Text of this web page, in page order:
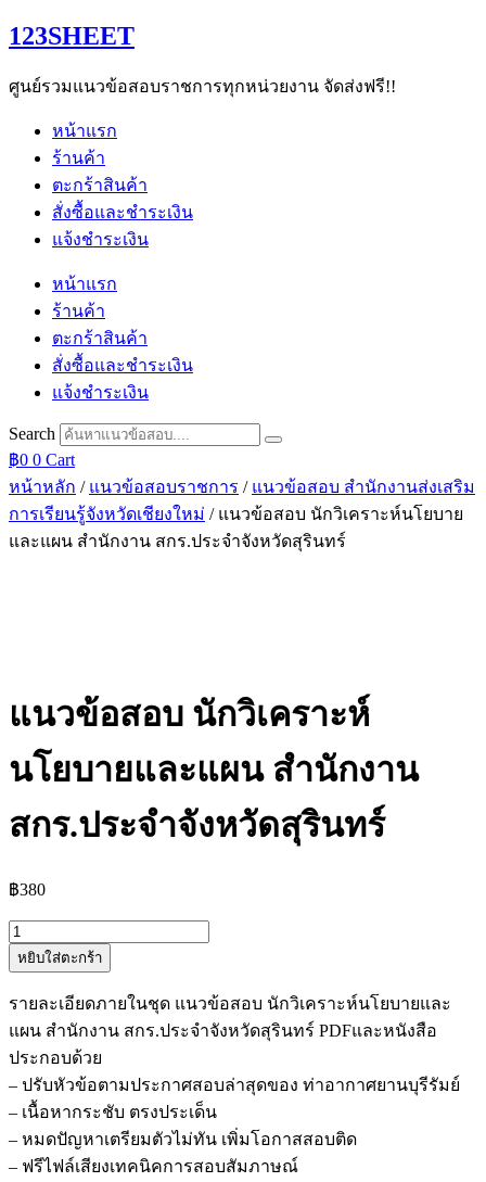
Skip
to
123SHEET
ศูนย์รวมแนวข้อสอบราชการทุกหน่วยงาน จัดส่งฟรี!!
หน้าแรก
ร้านค้า
ตะกร้าสินค้า
สั่งซื้อและชำระเงิน
แจ้งชำระเงิน
หน้าแรก
ร้านค้า
ตะกร้าสินค้า
สั่งซื้อและชำระเงิน
แจ้งชำระเงิน
Search
฿0 0 Cart
หน้าหลัก / แนวข้อสอบราชการ / แนวข้อสอบ สำนักงานส่งเสริม
การเรียนรู้จังหวัดเชียงใหม่ / แนวข้อสอบ นักวิเคราะห์นโยบาย
และแผน สำนักงาน สกร.ประจำจังหวัดสุรินทร์
แนวข้อสอบ นักวิเคราะห์
นโยบายและแผน สำนักงาน
สกร.ประจำจังหวัดสุรินทร์
฿380
จำนวน
แนว
นัก
วิเคราะห์
นโยบาย
และ
แผน
สำนักงาน
สกร.ประจำ
หยิบใส่ตะกร้า
รายละเอียดภายในชุด แนวข้อสอบ นักวิเคราะห์นโยบายและ
แผน สำนักงาน สกร.ประจำจังหวัดสุรินทร์ PDFและหนังสือ
ประกอบด้วย
– ปรับหัวข้อตามประกาศสอบล่าสุดของ ท่าอากาศยานบุรีรัมย์
– เนื้อหากระชับ ตรงประเด็น
– หมดปัญหาเตรียมตัวไม่ทัน เพิ่มโอกาสสอบติด
– ฟรีไฟล์เสียงเทคนิคการสอบสัมภาษณ์